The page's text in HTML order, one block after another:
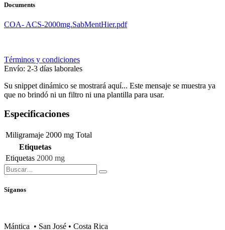
Documents
COA- ACS-2000mg.SabMentHier.pdf
Términos y condiciones
Envío: 2-3 días laborales
Su snippet dinámico se mostrará aquí... Este mensaje se muestra ya
que no brindó ni un filtro ni una plantilla para usar.
Especificaciones
Miligramaje 2000 mg Total
Etiquetas
Etiquetas 2000 mg
Síganos
Mántica • San José • Costa Rica